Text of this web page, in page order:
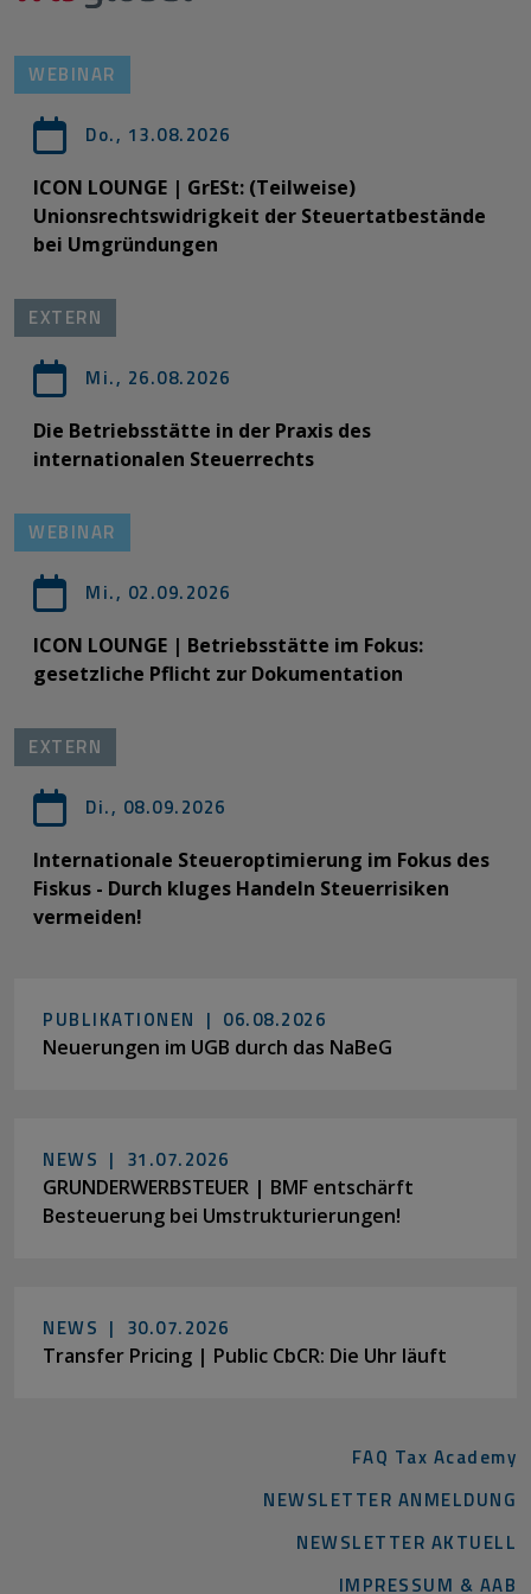
WEBINAR
Do., 13.08.2026
ICON LOUNGE | GrESt: (Teilweise)
Unionsrechtswidrigkeit der Steuertatbestände
bei Umgründungen
EXTERN
Mi., 26.08.2026
Die Betriebsstätte in der Praxis des
internationalen Steuerrechts
WEBINAR
Mi., 02.09.2026
ICON LOUNGE | Betriebsstätte im Fokus:
gesetzliche Pflicht zur Dokumentation
EXTERN
Di., 08.09.2026
Internationale Steueroptimierung im Fokus des
Fiskus - Durch kluges Handeln Steuerrisiken
vermeiden!
PUBLIKATIONEN | 06.08.2026
Neuerungen im UGB durch das NaBeG
NEWS | 31.07.2026
GRUNDERWERBSTEUER | BMF entschärft
Besteuerung bei Umstrukturierungen!
NEWS | 30.07.2026
Transfer Pricing | Public CbCR: Die Uhr läuft
FAQ Tax Academy
NEWSLETTER ANMELDUNG
NEWSLETTER AKTUELL
IMPRESSUM & AAB